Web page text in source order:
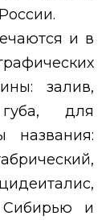
и в
залив,
для
названия:
Сибирью и